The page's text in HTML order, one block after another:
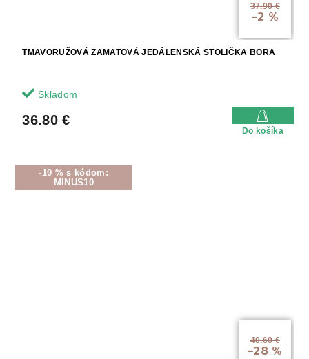
37.90 €
–2 %
TMAVORUŽOVÁ ZAMATOVÁ JEDÁLENSKÁ STOLIČKA BORA
Skladom
36.80 €
Do košíka
-10 % s kódom:
MINUS10
40.60 €
–28 %